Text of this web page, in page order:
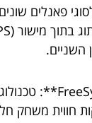
חווית משחק